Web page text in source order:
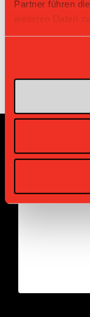
Partner führen
weiteren Daten
18.11.2018 09:55
Platin Partner